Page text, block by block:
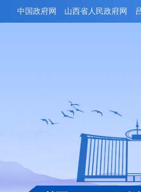
中国政府网 山西省人民政府网